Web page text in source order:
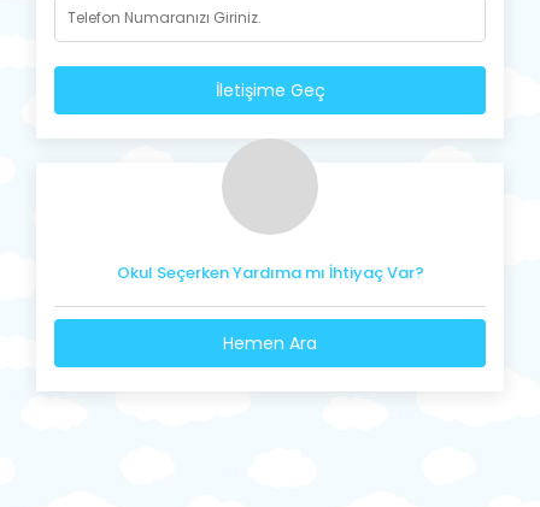
İletişime Geç
Okul Seçerken Yardıma mı İhtiyaç Var?
Hemen Ara